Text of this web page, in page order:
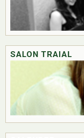
SALON TRAIAL